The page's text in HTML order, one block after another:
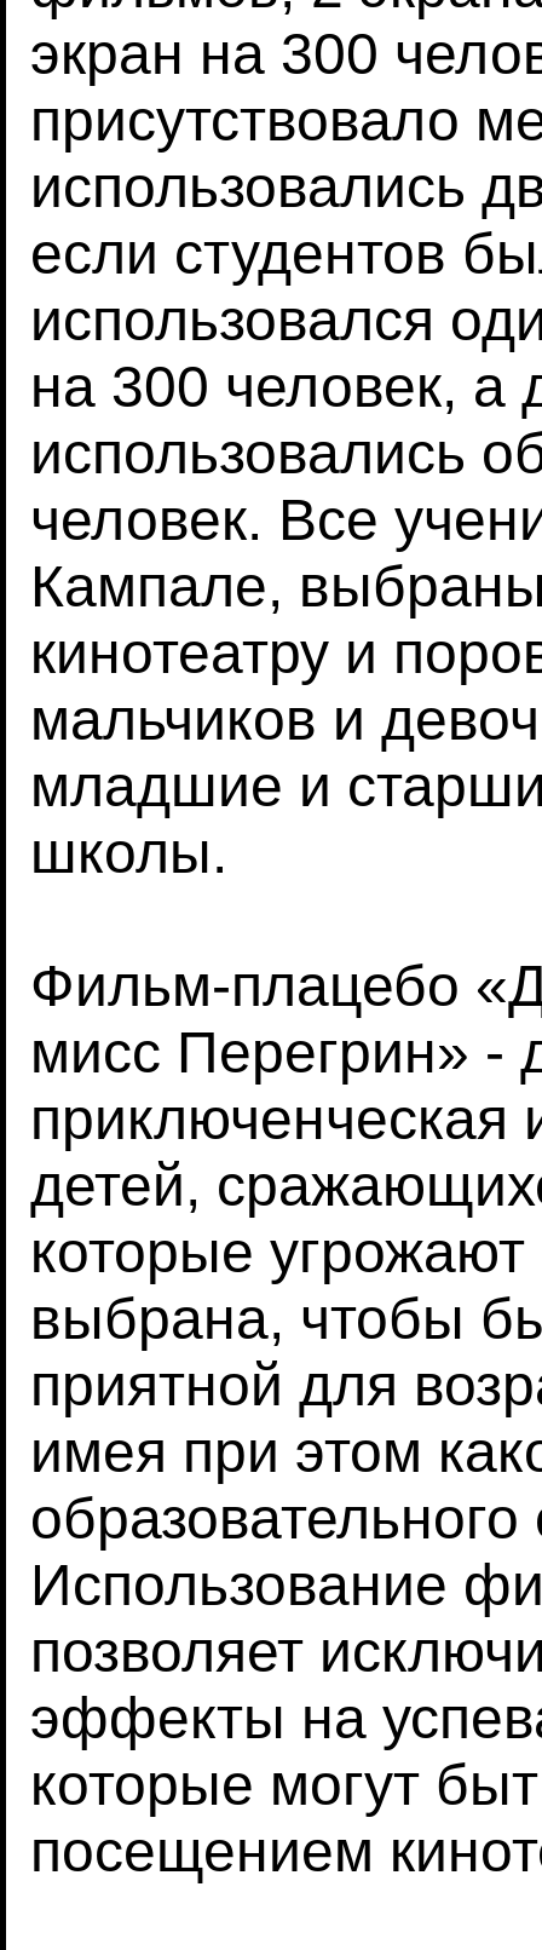
экран на 300
присутствовало
использовались
если студентов
использовался
на 300 человек, а
использовались
человек. Все
Кампале,
кинотеатру и
мальчиков и
младшие и
школы.
Фильм-плацебо
мисс Перегрин» -
приключенческая
детей,
которые
выбрана, чтобы
приятной для
имея при этом
Использование
позволяет
эффекты на
которые могут
посещением